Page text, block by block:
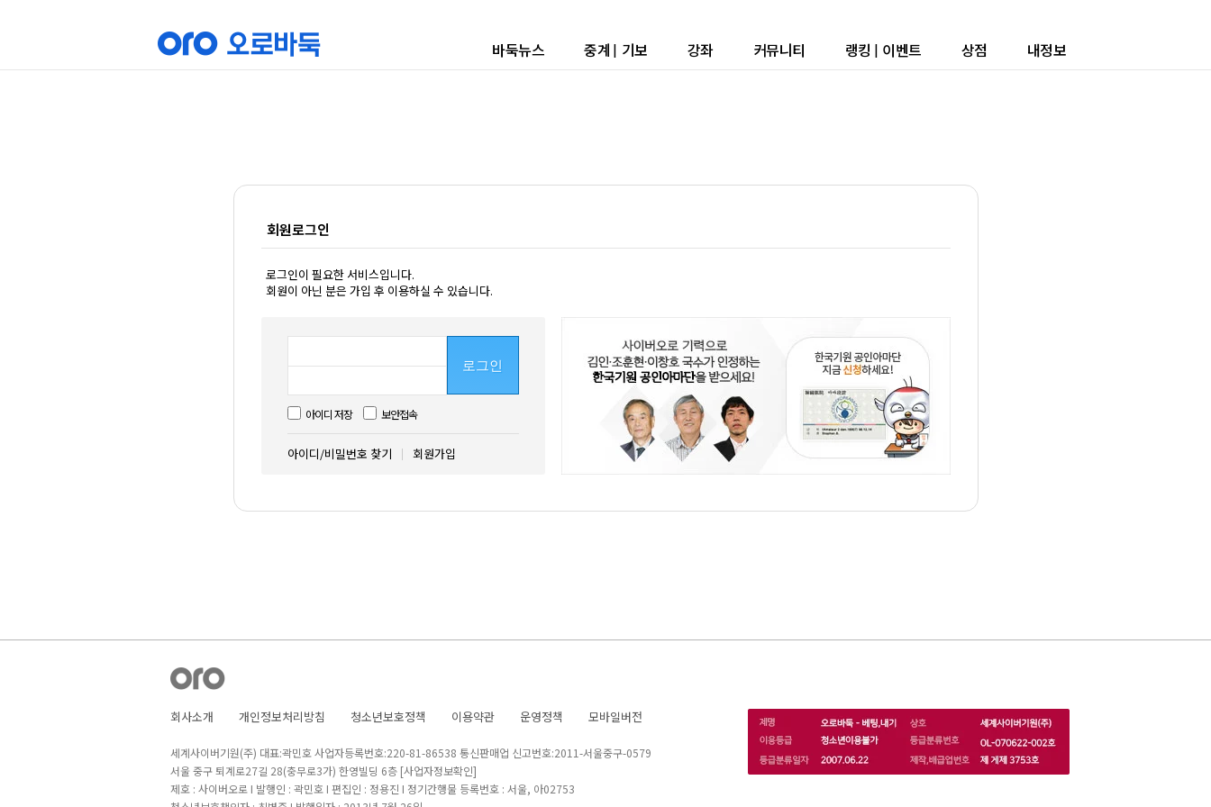
바둑뉴스 중계 | 기보 강좌 커뮤니티 랭킹 | 이벤트 상점 내정보
회원로그인
로그인이 필요한 서비스입니다.
회원이 아닌 분은 가입 후 이용하실 수 있습니다.
로그인
아이디 저장 보안접속
아이디/비밀번호 찾기 회원가입
회사소개 개인정보처리방침 청소년보호정책 이용약관 운영정책 모바일버전
세계사이버기원(주) 대표:곽민호 사업자등록번호:220-81-86538 통신판매업 신고번호:2011-서울중구-0579
서울 중구 퇴계로27길 28(충무로3가) 한영빌딩 6층 [사업자정보확인]
제호 : 사이버오로 I 발행인 : 곽민호 I 편집인 : 정용진 I 정기간행물 등록번호 : 서울, 아02753